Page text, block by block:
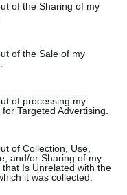
of the Sharing of my
of the Sale of my
of processing my
Targeted Advertising.
of Collection, Use,
and/or Sharing of my
that Is Unrelated with the
it was collected.